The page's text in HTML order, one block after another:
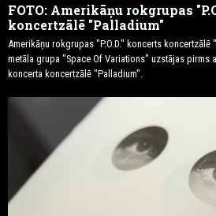
FOTO: Amerikāņu rokgrupas
koncertzālē "Palladium"
Amerikāņu rokgrupas "P.O.D." koncerts
metāla grupa "Space Of Variations" uzstājas pirms
koncerta koncertzālē "Palladium".